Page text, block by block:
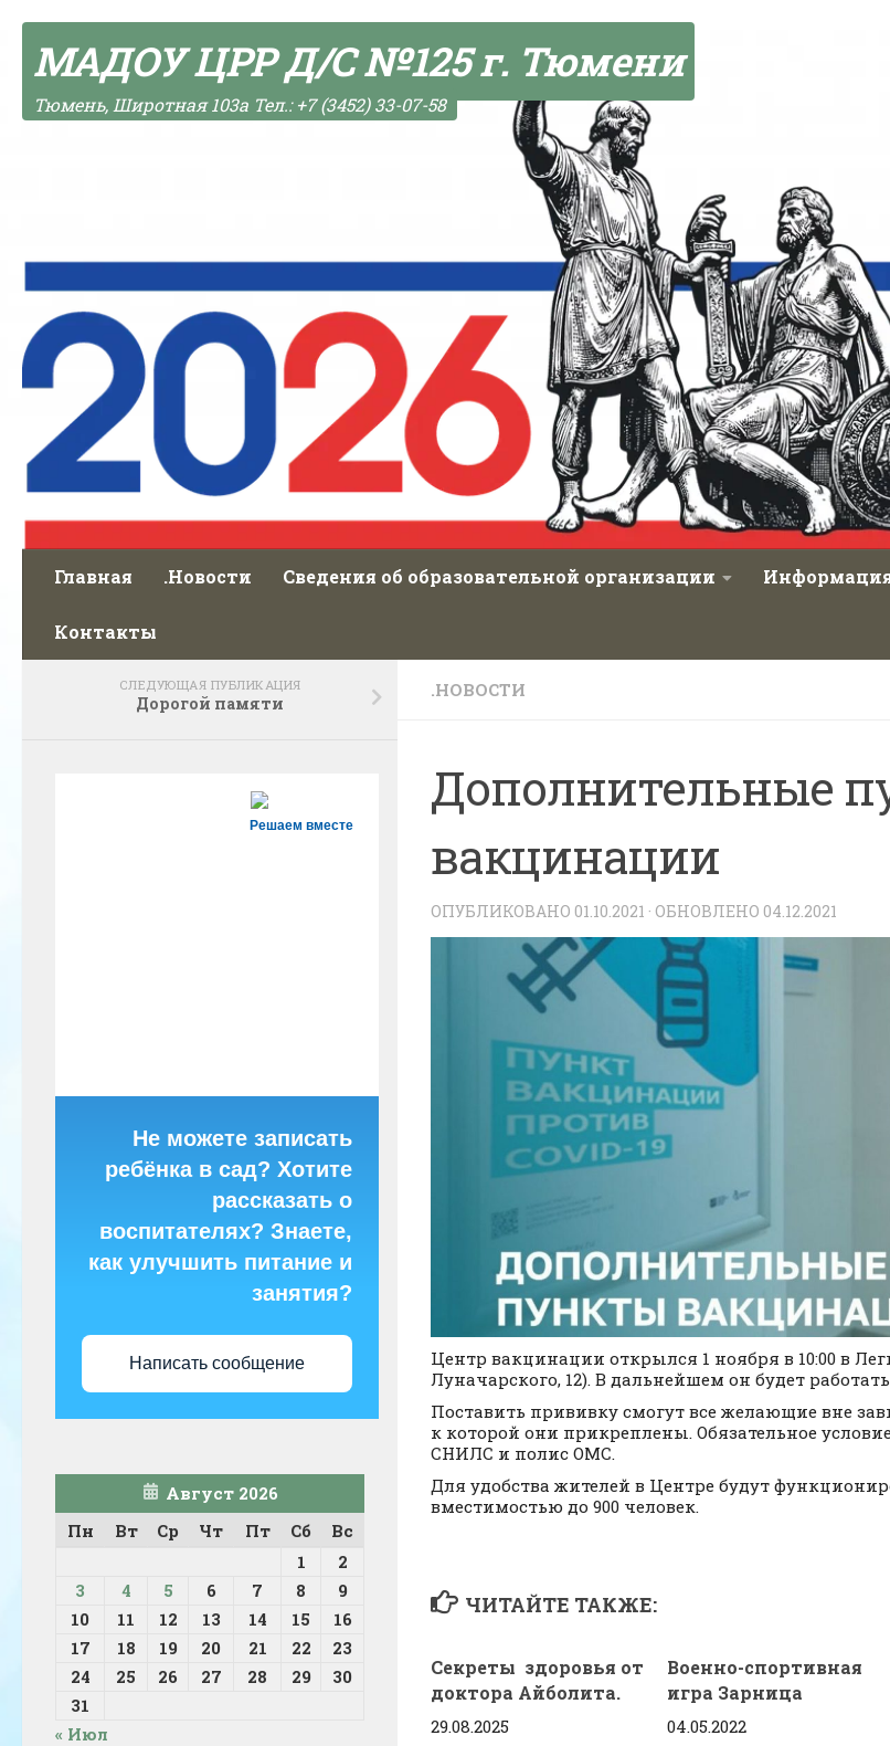
МАДОУ ЦРР Д/С №125 г. Тюмени
Тюмень, Широтная 103а Тел.: +7 (3452) 33-07-58
Главная .Новости Сведения об образовательной организации
Контакты
.НОВОСТИ
Дополнительные
вакцинации
ОПУБЛИКОВАНО 01.10.2021 · ОБНОВЛЕНО 04.12.2021
Центр вакцинации открылся 1 ноября в 10:00 в
Луначарского, 12). В дальнейшем он будет работать
Поставить прививку смогут все желающие вне
к которой они прикреплены. Обязательное
СНИЛС и полис ОМС.
Для удобства жителей в Центре будут
вместимостью до 900 человек.
ЧИТАЙТЕ ТАКЖЕ:
Секреты здоровья от
доктора Айболита.
29.08.2025
Военно-спортивная
игра Зарница
04.05.2022
СЛЕДУЮЩАЯ ПУБЛИКАЦИЯ
Дорогой памяти
Решаем вместе
Не можете записать
ребёнка в сад? Хотите
рассказать о
воспитателях? Знаете,
как улучшить питание и
занятия?
Написать сообщение
Август 2026
Пн
Вт Ср Чт Пт Сб
Вс
1
2
3
4 5 6 7 8
9
10
11 12 13 14 15
16
17
18 19 20 21 22
23
24
25 26 27 28 29
30
31
« Июл